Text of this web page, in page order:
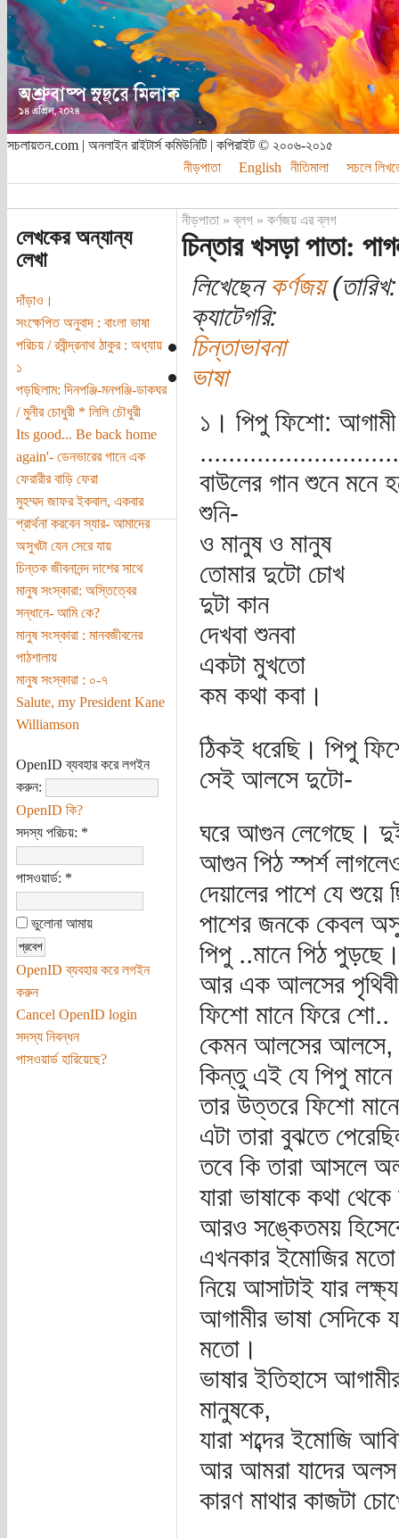
সচলায়তন.com | অনলাইন রাইটার্স কমিউনিটি | কপিরাইট © ২০০৬-২০১৫
নীড়পাতা
English নীতিমালা সচলে
লেখকের অন্যান্য
লেখা
দাঁড়াও।
সংক্ষেপিত অনুবাদ : বাংলা ভাষা
পরিচয় / রবীন্দ্রনাথ ঠাকুর : অধ্যায়
১
পড়ছিলাম: দিনপঞ্জি-মনপঞ্জি-ডাকঘর
/ মুনীর চোধুরী * লিলি চৌধুরী
Its good... Be back home
again'- ডেনভারের গানে এক
ফেরারীর বাড়ি ফেরা
মুহম্মদ জাফর ইকবাল, একবার
প্রার্থনা করবেন স্যার- আমাদের
অসুখটা যেন সেরে যায়
চিন্তক জীবনানন্দ দাশের সাথে
মানুষ সংস্কারা: অস্তিত্বের
সন্ধানে- আমি কে?
মানুষ সংস্কারা : মানবজীবনের
পাঠশালায়
মানুষ সংস্কারা : ০-৭
Salute, my President Kane
Williamson
OpenID ব্যবহার করে লগইন
করুন:
OpenID কি?
সদস্য পরিচয়: *
পাসওয়ার্ড: *
ভুলোনা আমায়
OpenID ব্যবহার করে লগইন
করুন
Cancel OpenID login
সদস্য নিবন্ধন
পাসওয়ার্ড হারিয়েছে?
নীড়পাতা»ব্লগ» কর্ণজয় এর ব্লগ
চিন্তার খসড়া পাতা:
লিখেছেনকর্ণজয়
ক্যাটেগরি:
চিন্তাভাবনা
ভাষা
১। পিপু ফিশো: আগামী
বাউলের গান শুনে
শুনি-
ও মানুষ ও মানুষ
তোমার দুটো চোখ
দুটা কান
দেখবা শুনবা
একটা মুখতো
কম কথা কবা।
ঠিকই ধরেছি। পিপু
সেই আলসে দুটো-
ঘরে আগুন লেগেছে।
আগুন পিঠ স্পর্শ
দেয়ালের পাশে যে
পাশের জনকে কেবল
পিপু ..মানে পিঠ
আর এক আলসের পৃথিবী
ফিশো মানে ফিরে শো..
কেমন আলসের আলসে,
কিন্তু এই যে পিপু
তার উত্তরে ফিশো
এটা তারা বুঝতে
তবে কি তারা আসলে
যারা ভাষাকে কথা
আরও সঙ্কেতময়
এখনকার ইমোজির
নিয়ে আসাটাই যার
আগামীর ভাষা
মতো।
ভাষার ইতিহাসে
মানুষকে,
যারা শব্দের ইমোজি
আর আমরা যাদের অলস
কারণ মাথার কাজটা